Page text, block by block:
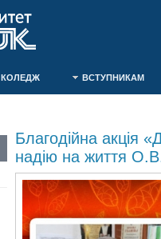
КОЛЕДЖ ВСТУПНИКАМ
Благодійна акція
надію на життя